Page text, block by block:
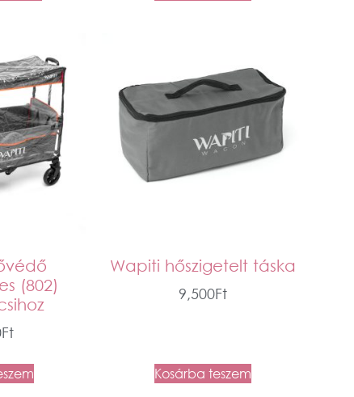
(802)
Ft
Wapiti hőszigetelt táska
9,500Ft
Kosárba teszem